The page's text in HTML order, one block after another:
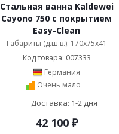
Стальная ванна Kaldewei
Cayono 750 с покрытием
Easy-Clean
Габариты (д.ш.в.): 170x75x41
Код товара: 007333
Германия
Очень мало
Доставка: 1-2 дня
42 100₽